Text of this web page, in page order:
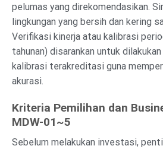
pelumas yang direkomendasikan.
lingkungan yang bersih dan kering
Verifikasi kinerja atau kalibrasi
tahunan) disarankan untuk
kalibrasi terakreditasi guna
akurasi.
Kriteria Pemilihan dan
MDW-01~5
Sebelum melakukan investasi,